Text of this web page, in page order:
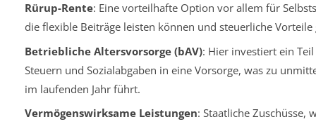
Rürup-Rente: Eine vorteilhafte Option vor allem für
die flexible Beiträge leisten können und steuerliche Vorteile
Betriebliche Altersvorsorge (bAV): Hier investiert ein
Steuern und Sozialabgaben in eine Vorsorge, was zu
im laufenden Jahr führt.
Vermögenswirksame Leistungen: Staatliche Zuschüsse,